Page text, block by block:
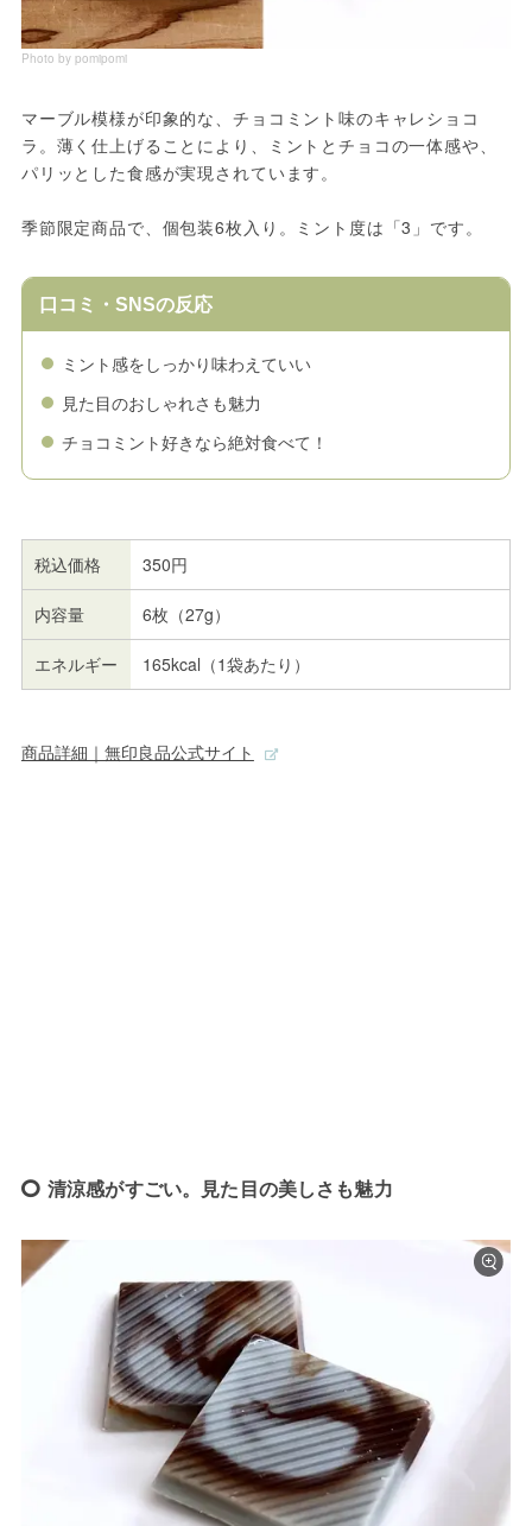
Photo by pomipomi
マーブル模様が印象的な、チョコミント味のキャレショコ
ラ。薄く仕上げることにより、ミントとチョコの一体感や、
パリッとした食感が実現されています。
季節限定商品で、個包装6枚入り。ミント度は「3」です。
口コミ・SNSの反応
ミント感をしっかり味わえていい
見た目のおしゃれさも魅力
チョコミント好きなら絶対食べて！
税込価格 350円
内容量 6枚（27g）
エネルギー 165kcal（1袋あたり）
商品詳細｜無印良品公式サイト
清涼感がすごい。見た目の美しさも魅力